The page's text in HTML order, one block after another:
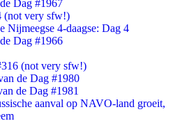
Dag #1967
(not very sfw!)
Nijmeegse 4-daagse: Dag 4
Dag #1966
(not very sfw!)
de Dag #1980
de Dag #1981
aanval op NAVO-land groeit,